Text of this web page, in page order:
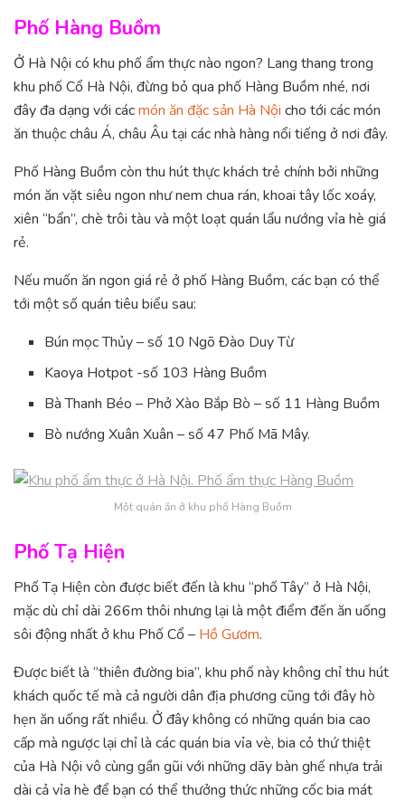
Phố Hàng Buồm
Ở Hà Nội có khu phố ẩm thực nào ngon? Lang thang trong
khu phố Cổ Hà Nội, đừng bỏ qua phố Hàng Buồm nhé, nơi
đây đa dạng với cácmón ăn đặc sản Hà Nội cho tới các món
ăn thuộc châu Á, châu Âu tại các nhà hàng nổi tiếng ở nơi đây.
Phố Hàng Buồm còn thu hút thực khách trẻ chính bởi những
món ăn vặt siêu ngon như nem chua rán, khoai tây lốc xoáy,
xiên “bẩn”, chè trôi tàu và một loạt quán lẩu nướng vỉa hè giá
rẻ.
Nếu muốn ăn ngon giá rẻ ở phố Hàng Buồm, các bạn có thể
tới một số quán tiêu biểu sau:
Bún mọc Thủy – số 10 Ngõ Đào Duy Từ
Kaoya Hotpot -số 103 Hàng Buồm
Bà Thanh Béo – Phở Xào Bắp Bò – số 11 Hàng Buồm
Bò nướng Xuân Xuân – số 47 Phố Mã Mây.
Một quán ăn ở khu phố Hàng Buồm
Phố Tạ Hiện
Phố Tạ Hiện còn được biết đến là khu “phố Tây” ở Hà Nội,
mặc dù chỉ dài 266m thôi nhưng lại là một điểm đến ăn uống
sôi động nhất ở khu Phố Cổ – Hồ Gươm.
Được biết là “thiên đường bia”, khu phố này không chỉ thu hút
khách quốc tế mà cả người dân địa phương cũng tới đây hò
hẹn ăn uống rất nhiều. Ở đây không có những quán bia cao
cấp mà ngược lại chỉ là các quán bia vỉa vè, bia cỏ thứ thiệt
của Hà Nội vô cùng gần gũi với những dãy bàn ghế nhựa trải
dài cả vỉa hè để bạn có thể thưởng thức những cốc bia mát